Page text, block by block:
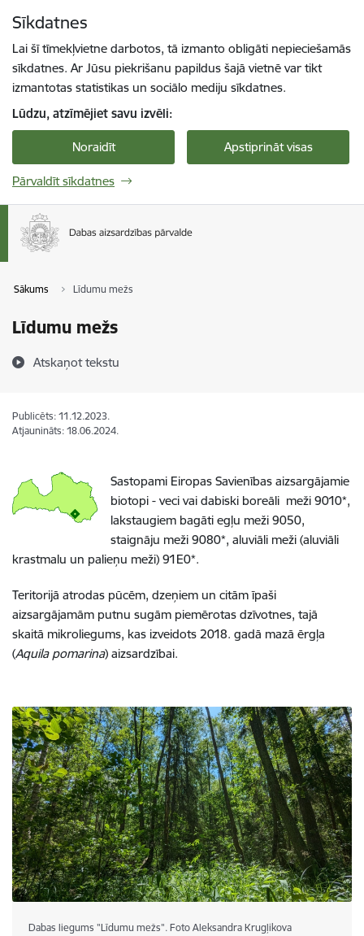
Sīkdatnes
Lai šī tīmekļvietne darbotos, tā izmanto obligāti nepieciešamās
sīkdatnes. Ar Jūsu piekrišanu papildus šajā vietnē var tikt
izmantotas statistikas un sociālo mediju sīkdatnes.
Lūdzu, atzīmējiet savu izvēli:
Noraidīt Apstiprināt visas
Pārvaldīt sīkdatnes
Sākums Līdumu mežs
Līdumu mežs
Atskaņot tekstu
Publicēts: 11.12.2023.
Atjaunināts: 18.06.2024.
Sastopami Eiropas Savienības aizsargājamie
biotopi - veci vai dabiski boreāli meži 9010*,
lakstaugiem bagāti egļu meži 9050,
staignāju meži 9080*, aluviāli meži (aluviāli
krastmalu un palieņu meži) 91E0*.
Teritorijā atrodas pūcēm, dzeņiem un citām īpaši
aizsargājamām putnu sugām piemērotas dzīvotnes, tajā
skaitā mikroliegums, kas izveidots 2018. gadā mazā ērgļa
(Aquila pomarina) aizsardzībai.
Dabas liegums "Līdumu mežs". Foto Aleksandra Krugļikova